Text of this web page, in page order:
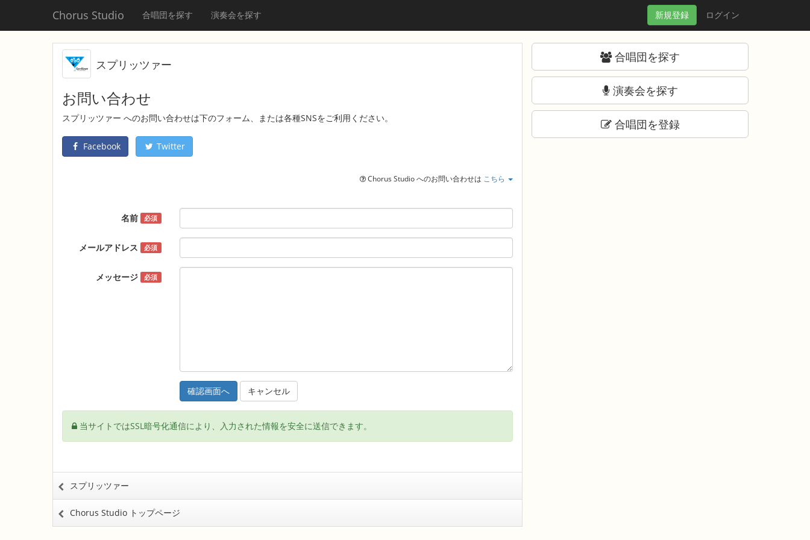
Chorus Studio 合唱団を探す 演奏会を探す ログイン
新規登録
スプリッツァー
お問い合わせ
スプリッツァー へのお問い合わせは下のフォーム、または各種SNSをご利用ください。
Facebook Twitter
Chorus Studio へのお問い合わせは こちら
名前 必須
メールアドレス 必須
メッセージ 必須
キャンセル
当サイトではSSL暗号化通信により、入力された情報を安全に送信できます。
スプリッツァー
Chorus Studio トップページ
合唱団を探す
演奏会を探す
合唱団を登録